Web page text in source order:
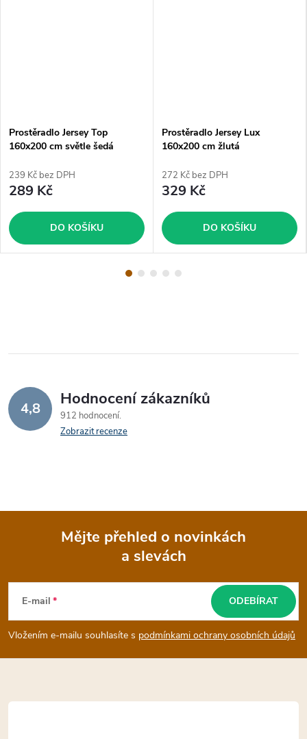
Prostěradlo Jersey Top
160x200 cm světle šedá
239 Kč bez DPH
289 Kč
DO KOŠÍKU
Prostěradlo Jersey Lux
160x200 cm žlutá
272 Kč bez DPH
329 Kč
DO KOŠÍKU
4,8 Hodnocení zákazníků
912 hodnocení
Zobrazit recenze
p
a
t
Mějte přehled o novinkách
a slevách
E-mail
Vložením e-mailu souhlasíte s podmínkami ochrany osobních údajů
ODEBÍRAT